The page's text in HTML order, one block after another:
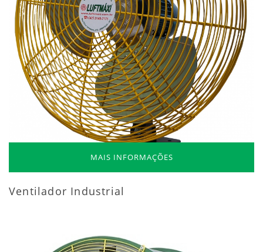
MAIS INFORMAÇÕES
Ventilador Industrial